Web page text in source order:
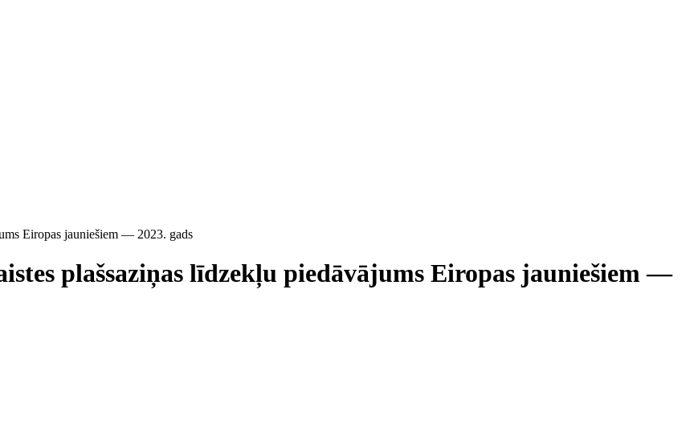
Eiropas jauniešiem — 2023. gads
plašsaziņas līdzekļu piedāvājums Eiropas jauniešiem —